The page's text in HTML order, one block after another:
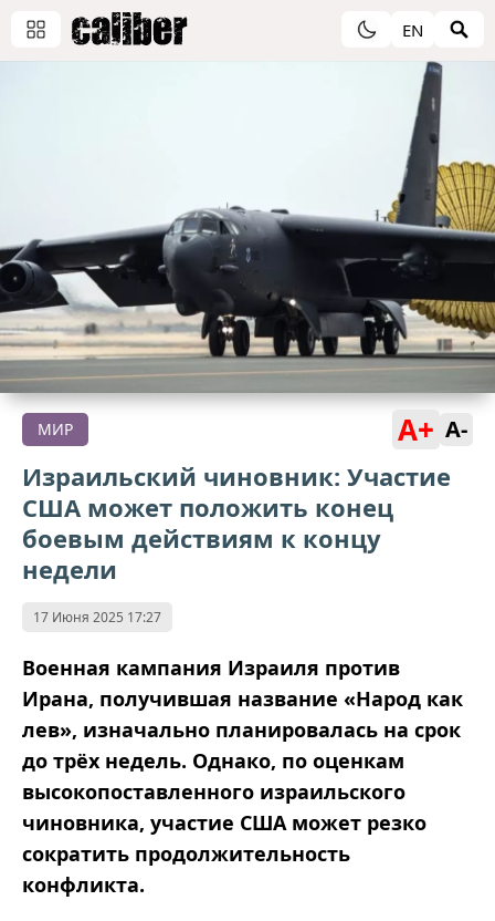
EN
МИР A+ A-
Израильский чиновник: Участие
США может положить конец
боевым действиям к концу
недели
17 Июня 2025 17:27
Военная кампания Израиля против
Ирана, получившая название «Народ как
лев», изначально планировалась на срок
до трёх недель. Однако, по оценкам
высокопоставленного израильского
чиновника, участие США может резко
сократить продолжительность
конфликта.